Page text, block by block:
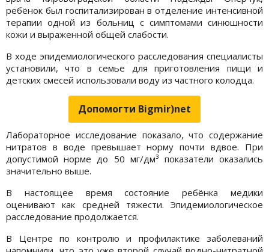
ребёнок был госпитализирован в отделение интенсивной
терапии одной из больниц с симптомами синюшности
кожи и выраженной общей слабости.
В ходе эпидемиологического расследования специалисты
установили, что в семье для приготовления пищи и
детских смесей использовали воду из частного колодца.
Допомогти Bigmir)net
Лабораторное исследование показало, что содержание
нитратов в воде превышает норму почти вдвое. При
допустимой норме до 50 мг/дм³ показатели оказались
значительно выше.
В настоящее время состояние ребёнка медики
оценивают как средней тяжести. Эпидемиологическое
расследование продолжается.
В Центре по контролю и профилактике заболеваний